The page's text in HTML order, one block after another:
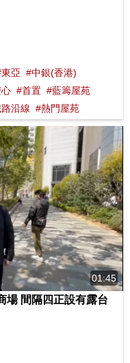
亞 #中銀(香港)
#首置 #藍籌屋苑
沿線 #熱門屋苑
01:45
場 間隔四正設有露台